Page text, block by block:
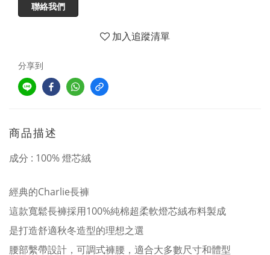
聯絡我們
加入追蹤清單
分享到
商品描述
成分 : 100% 燈芯絨
經典的Charlie長褲
這款寬鬆長褲採用100%純棉超柔軟燈芯絨布料製成
是打造舒適秋冬造型的理想之選
腰部繫帶設計，可調式褲腰，適合大多數尺寸和體型